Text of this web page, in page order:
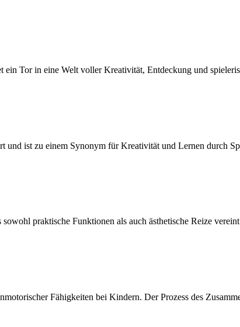
Tor in eine Welt voller Kreativität, Entdeckung und
ist zu einem Synonym für Kreativität und Lernen durch
praktische Funktionen als auch ästhetische Reize
Fähigkeiten bei Kindern. Der Prozess des